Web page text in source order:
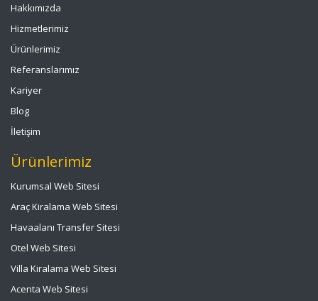
Hakkımızda
Hizmetlerimiz
Ürünlerimiz
Referanslarımız
Kariyer
Blog
İletişim
Ürünlerimiz
Kurumsal Web Sitesi
Araç Kiralama Web Sitesi
Havaalanı Transfer Sitesi
Otel Web Sitesi
Villa Kiralama Web Sitesi
Acenta Web Sitesi